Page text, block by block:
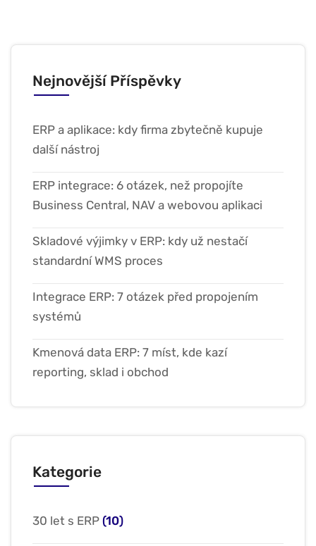
Nejnovější Příspěvky
ERP a aplikace: kdy firma zbytečně kupuje
další nástroj
ERP integrace: 6 otázek, než propojíte
Business Central, NAV a webovou aplikaci
Skladové výjimky v ERP: kdy už nestačí
standardní WMS proces
Integrace ERP: 7 otázek před propojením
systémů
Kmenová data ERP: 7 míst, kde kazí
reporting, sklad i obchod
Kategorie
30 let s ERP (10)